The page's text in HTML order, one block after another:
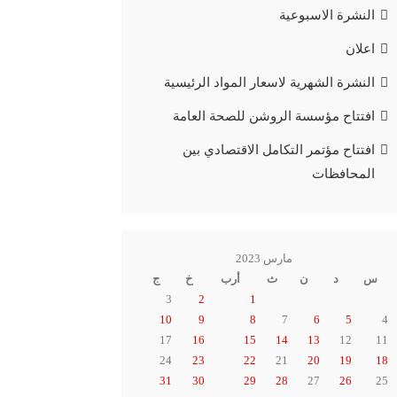
النشرة الاسبوعية
اعلان
النشرة الشهرية لاسعار المواد الرئيسية
افتتاح مؤسسة الروشن للصحة العامة
افتتاح مؤتمر التكامل الاقتصادي بين
المحافظات
مارس 2023
س
د ن ث أرب خ
ج
1
2
3
4
5
6
7
8
9
10
11
12
13
14
15
16
17
18
19
20
21
22
23
24
25
26
27
28
29
30
31